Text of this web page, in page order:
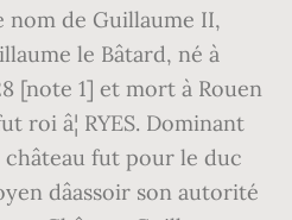
nom de Guillaume II,
le Bâtard, né à
[note 1] et mort à Rouen
roi â¦ RYES. Dominant
château fut pour le duc
dâassoir son autorité